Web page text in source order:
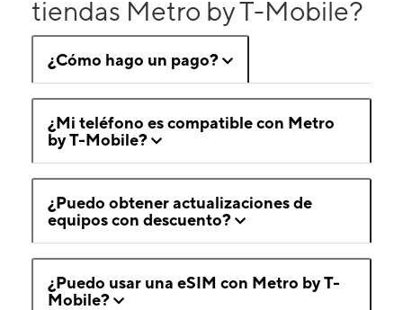
tiendas Metro by T-Mobile?
¿Cómo hago un pago?
¿Mi teléfono es compatible con Metro
by T-Mobile?
¿Puedo obtener actualizaciones de
equipos con descuento?
¿Puedo usar una eSIM con Metro by T-
Mobile?